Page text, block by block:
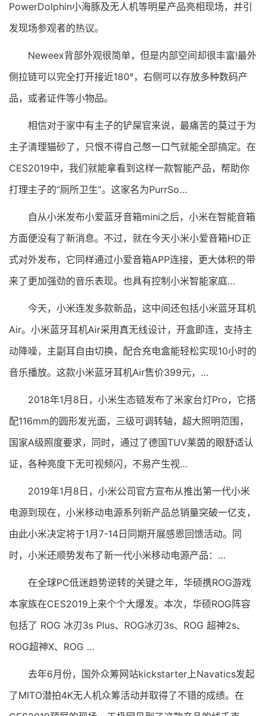
PowerDolphin小海豚及无人机等明星产品亮相现场，并引
发现场参观者的热议。
Neweex背部外观很简单，但是内部空间却很丰富!最外
侧拉链可以完全打开接近180°，右侧可以存放多种数码产
品，或者证件等小物品。
相信对于家中有主子的铲屎官来说，最痛苦的莫过于为
主子清理猫砂了，只恨不得自己憋一口气就能全部搞定。在
CES2019中，我们就能拿看到这样一款智能产品，帮助你
打理主子的“厕所卫生”。这家名为PurrSo…
自从小米发布小爱蓝牙音箱mini之后，小米在智能音箱
方面便没有了新消息。不过，就在今天小米小爱音箱HD正
式对外发布，它同样通过小爱音箱APP连接，更大体积的带
来了更加强劲的音乐表现。也具有控制小米智能家庭…
今天，小米连发多款新品，这中间还包括小米蓝牙耳机
Air。小米蓝牙耳机Air采用真无线设计，开盒即连，支持主
动降噪，主副耳自由切换，配合充电盒能轻松实现10小时的
音乐播放。这款小米蓝牙耳机Air售价399元，…
2018年1月8日，小米生态链发布了米家台灯Pro，它搭
配116mm的圆形发光面，三级可调转轴，超大照明范围，
国家A级照度要求，同时，通过了德国TUV莱茵的眼舒适认
证，各种亮度下无可视频闪，不易产生视…
2019年1月8日，小米公司官方宣布从推出第一代小米
电源到现在，小米移动电源系列新产品总销量突破一亿支，
由此小米决定将于1月7-14日同期开展感恩回馈活动。同
时，小米还顺势发布了新一代小米移动电源产品：…
在全球PC低迷趋势逆转的关键之年，华硕携ROG游戏
本家族在CES2019上来个个大爆发。本次，华硕ROG阵容
包括了 ROG 冰刃3s Plus、ROG冰刃3s、ROG 超神2s、
ROG超神X、ROG …
去年6月份，国外众筹网站kickstarter上Navatics发起
了MITO潜拍4K无人机众筹活动并取得了不错的成绩。在